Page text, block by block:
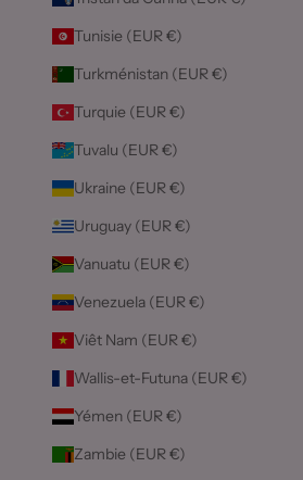
Tunisie (EUR €)
Turkménistan (EUR €)
Turquie (EUR €)
Tuvalu (EUR €)
Ukraine (EUR €)
Uruguay (EUR €)
Vanuatu (EUR €)
Venezuela (EUR €)
Viêt Nam (EUR €)
Wallis-et-Futuna (EUR €)
Yémen (EUR €)
Zambie (EUR €)